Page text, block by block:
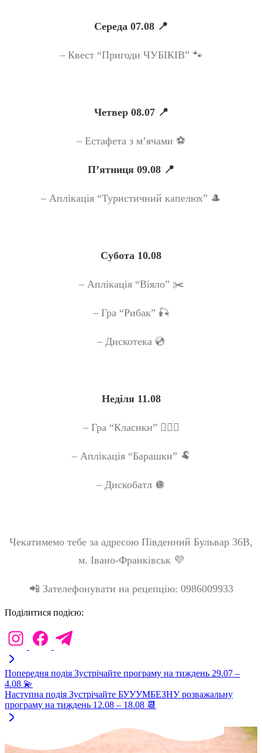
Середа 07.08 📍
– Квест “Пригоди ЧУБІКІВ” 🐾
Четвер 08.07 📍
– Естафета з м’ячами ⚽️
П’ятниця 09.08 📍
– Аплікація “Туристичний капелюх” 🎩
Субота 10.08
– Аплікація “Віяло” ✂️
– Гра “Рибак” 🎣
– Дискотека 💿
Неділя 11.08
– Гра “Класики” 🏃🏻‍♀️
– Аплікація “Барашки” 🐏
– Дискобатл 🪩
Чекатимемо тебе за адресою Південний Бульвар 36В,
м. Івано-Франківськ 💜
📲 Зателефонувати на рецепцію: 0986009933
Поділитися подією:
Попередня подія Зустрічайте програму на тиждень 29.07 –
4.08 💫
Наступна подія Зустрічайте БУУУМБЕЗНУ розважальну
програму на тиждень 12.08 – 18.08 📆